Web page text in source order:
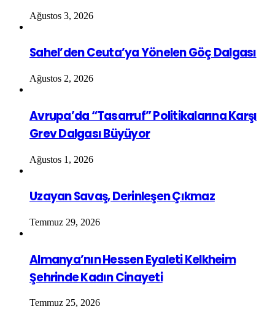
Ağustos 3, 2026
Sahel’den Ceuta’ya Yönelen Göç Dalgası
Ağustos 2, 2026
Avrupa’da “Tasarruf” Politikalarına Karşı
Grev Dalgası Büyüyor
Ağustos 1, 2026
Uzayan Savaş, Derinleşen Çıkmaz
Temmuz 29, 2026
Almanya’nın Hessen Eyaleti Kelkheim
Şehrinde Kadın Cinayeti
Temmuz 25, 2026